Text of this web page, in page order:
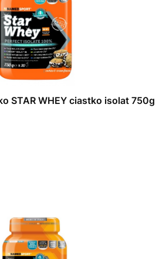
STAR WHEY ciastko isolat 750g